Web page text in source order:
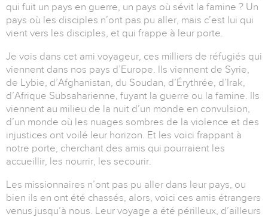
qui fuit un pays en guerre, un pays où sévit la famine ? Un
pays où les disciples n’ont pas pu aller, mais c’est lui qui
vient vers les disciples, et qui frappe à leur porte.
Je vois dans cet ami voyageur, ces milliers de réfugiés qui
viennent dans nos pays d’Europe. Ils viennent de Syrie,
de Lybie, d’Afghanistan, du Soudan, d’Érythrée, d’Irak,
d’Afrique Subsaharienne, fuyant la guerre ou la famine. Ils
viennent au milieu de la nuit d’un monde en convulsion,
d’un monde où les nuages sombres de la violence et des
injustices ont voilé leur horizon. Et les voici frappant à
notre porte, cherchant des amis qui pourraient les
accueillir, les nourrir, les secourir.
Les missionnaires n’ont pas pu aller dans leur pays, ou
bien ils en ont été chassés, alors, voici ces amis étrangers
venus jusqu’à nous. Leur voyage a été périlleux, d’ailleurs